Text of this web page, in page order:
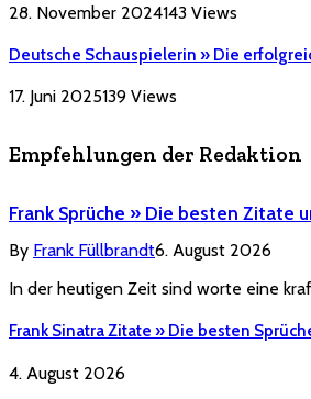
28. November 2024143 Views
Deutsche Schauspielerin » Die
17. Juni 2025139 Views
Empfehlungen der Redaktion
Frank Sprüche » Die besten Zitate
By Frank Füllbrandt6. August 2026
In der heutigen Zeit sind worte eine
Frank Sinatra Zitate » Die besten
4. August 2026